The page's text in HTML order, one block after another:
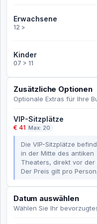
Erwachsene
12 >
Kinder
07 > 11
Zusätzliche Optionen
Optionale Extras für Ihre
VIP-Sitzplätze
€ 41 Max: 20
Die VIP-Sitzplätze
in der Mitte des antiken
Theaters, direkt vor der
Der Preis gilt pro Person.
Datum auswählen
Wählen Sie Ihr